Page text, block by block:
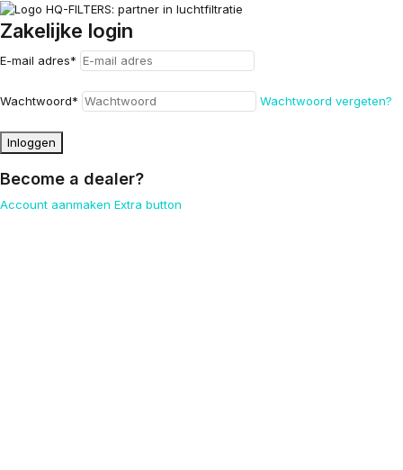
Zakelijke login
E-mail adres*
Wachtwoord* Wachtwoord vergeten?
Inloggen
Become a dealer?
Account aanmaken Extra button